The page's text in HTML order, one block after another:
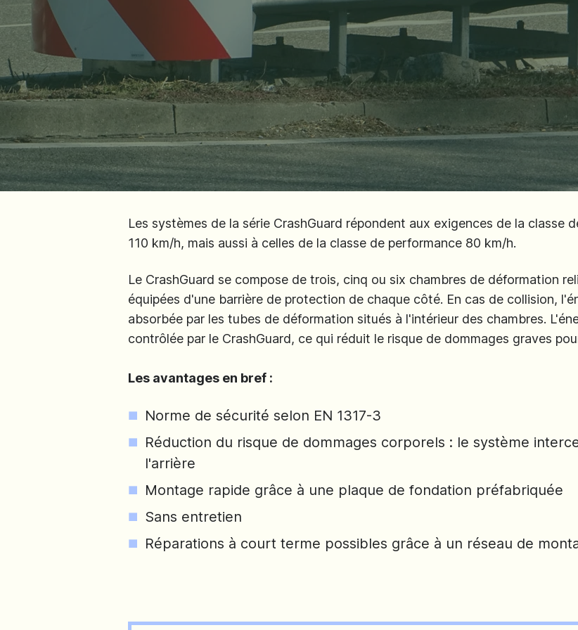
Les systèmes de la série CrashGuard répondent aux exigences de la classe
110 km/h, mais aussi à celles de la classe de performance 80 km/h.
Le CrashGuard se compose de trois, cinq ou six chambres de déformation
équipées d'une barrière de protection de chaque côté. En cas de collision,
absorbée par les tubes de déformation situés à l'intérieur des chambres.
contrôlée par le CrashGuard, ce qui réduit le risque de dommages graves
Les avantages en bref :
Norme de sécurité selon EN 1317-3
Réduction du risque de dommages corporels : le système
l'arrière
Montage rapide grâce à une plaque de fondation préfabriquée
Sans entretien
Réparations à court terme possibles grâce à un réseau de